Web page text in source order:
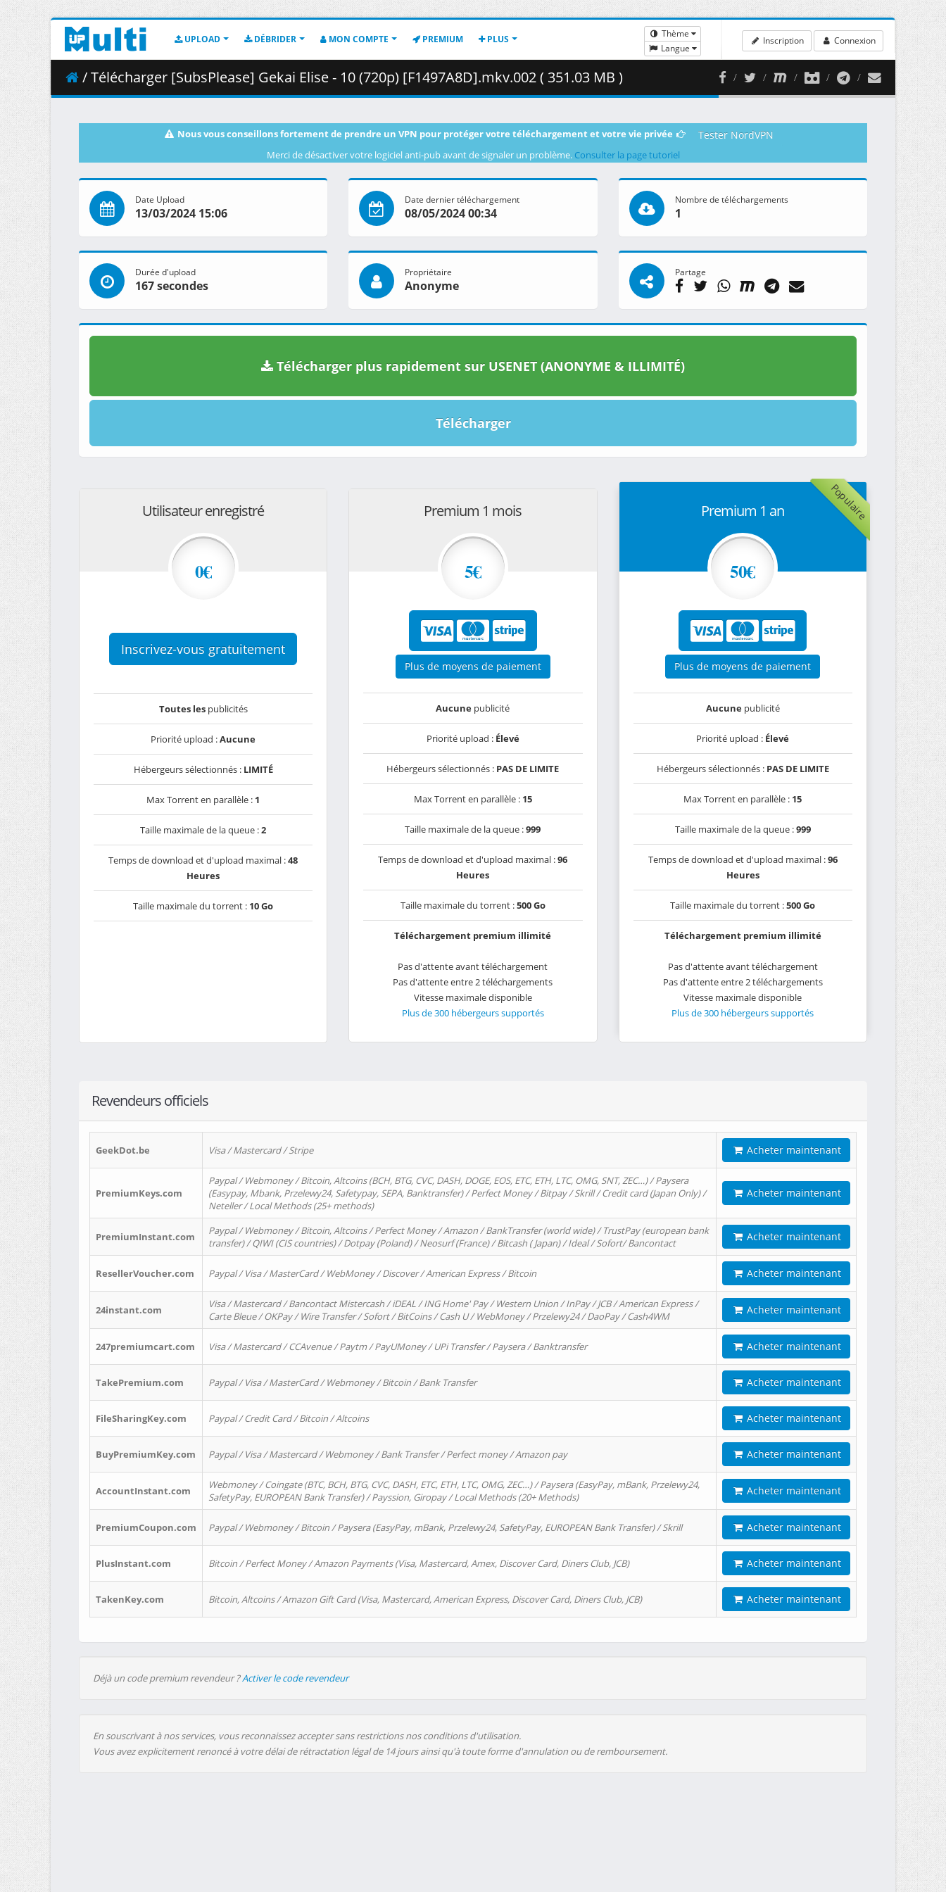
UPLOAD DÉBRIDER MON COMPTE PREMIUM PLUS
Thème
Langue
Inscription Connexion
/ Télécharger [SubsPlease] Gekai Elise - 10 (720p) [F1497A8D].mkv.002 ( 351.03 MB )
Nous vous conseillons fortement de prendre un VPN pour protéger votre téléchargement et votre vie privée Tester NordVPN
Merci de désactiver votre logiciel anti-pub avant de signaler un problème. Consulter la page tutoriel
Date Upload
13/03/2024 15:06
Date dernier téléchargement
08/05/2024 00:34
Nombre de téléchargements
1
Durée d'upload
167 secondes
Propriétaire
Anonyme
Partage
Télécharger plus rapidement sur USENET (ANONYME & ILLIMITÉ)
Télécharger
Utilisateur enregistré
0€
Inscrivez-vous gratuitement
Toutes lespublicités
Priorité upload :Aucune
Hébergeurs sélectionnés : LIMITÉ
Max Torrent en parallèle : 1
Taille maximale de la queue :2
Temps de download et d'upload maximal :48
Heures
Taille maximale du torrent : 10 Go
Premium 1 mois
5€
Plus de moyens de paiement
Aucune publicité
Priorité upload : Élevé
Hébergeurs sélectionnés : PAS DE LIMITE
Max Torrent en parallèle : 15
Taille maximale de la queue :999
Temps de download et d'upload maximal :96
Heures
Taille maximale du torrent :500 Go
Téléchargement premium illimité
Pas d'attente avant téléchargement
Pas d'attente entre 2 téléchargements
Vitesse maximale disponible
Plus de 300 hébergeurs supportés
Populaire
Premium 1 an
50€
Plus de moyens de paiement
Aucunepublicité
Priorité upload : Élevé
Hébergeurs sélectionnés : PAS DE LIMITE
Max Torrent en parallèle : 15
Taille maximale de la queue :999
Temps de download et d'upload maximal :96
Heures
Taille maximale du torrent :500 Go
Téléchargement premium illimité
Pas d'attente avant téléchargement
Pas d'attente entre 2 téléchargements
Vitesse maximale disponible
Plus de 300 hébergeurs supportés
Revendeurs officiels
GeekDot.be Visa / Mastercard / Stripe Acheter maintenant
PremiumKeys.com
Paypal / Webmoney / Bitcoin, Altcoins (BCH, BTG, CVC, DASH, DOGE, EOS, ETC, ETH, LTC, OMG, SNT, ZEC…) / Paysera
(Easypay, Mbank, Przelewy24, Safetypay, SEPA, Banktransfer) / Perfect Money / Bitpay / Skrill / Credit card (Japan Only) /
Neteller / Local Methods (25+ methods)
Acheter maintenant
PremiumInstant.com
Paypal / Webmoney / Bitcoin, Altcoins / Perfect Money / Amazon / BankTransfer (world wide) / TrustPay (european bank
transfer) / QIWI (CIS countries) / Dotpay (Poland) / Neosurf (France) / Bitcash ( Japan) / Ideal / Sofort/ Bancontact
Acheter maintenant
ResellerVoucher.com Paypal / Visa / MasterCard / WebMoney / Discover / American Express / Bitcoin Acheter maintenant
24instant.com
Visa / Mastercard / Bancontact Mistercash / iDEAL / ING Home' Pay / Western Union / InPay / JCB / American Express /
Carte Bleue / OKPay / Wire Transfer / Sofort / BitCoins / Cash U / WebMoney / Przelewy24 / DaoPay / Cash4WM
Acheter maintenant
247premiumcart.com Visa / Mastercard / CCAvenue / Paytm / PayUMoney / UPi Transfer / Paysera / Banktransfer Acheter maintenant
TakePremium.com Paypal / Visa / MasterCard / Webmoney / Bitcoin / Bank Transfer Acheter maintenant
FileSharingKey.com Paypal / Credit Card / Bitcoin / Altcoins Acheter maintenant
BuyPremiumKey.com Paypal / Visa / Mastercard / Webmoney / Bank Transfer / Perfect money / Amazon pay Acheter maintenant
AccountInstant.com
Webmoney / Coingate (BTC, BCH, BTG, CVC, DASH, ETC, ETH, LTC, OMG, ZEC…) / Paysera (EasyPay, mBank, Przelewy24,
SafetyPay, EUROPEAN Bank Transfer) / Payssion, Giropay / Local Methods (20+ Methods)
Acheter maintenant
PremiumCoupon.com Paypal / Webmoney / Bitcoin / Paysera (EasyPay, mBank, Przelewy24, SafetyPay, EUROPEAN Bank Transfer) / Skrill Acheter maintenant
PlusInstant.com Bitcoin / Perfect Money / Amazon Payments (Visa, Mastercard, Amex, Discover Card, Diners Club, JCB) Acheter maintenant
TakenKey.com Bitcoin, Altcoins / Amazon Gift Card (Visa, Mastercard, American Express, Discover Card, Diners Club, JCB) Acheter maintenant
Déjà un code premium revendeur ?Activer le code revendeur
En souscrivant à nos services, vous reconnaissez accepter sans restrictions nos conditions d'utilisation.
Vous avez explicitement renoncé à votre délai de rétractation légal de 14 jours ainsi qu'à toute forme d'annulation ou de remboursement.